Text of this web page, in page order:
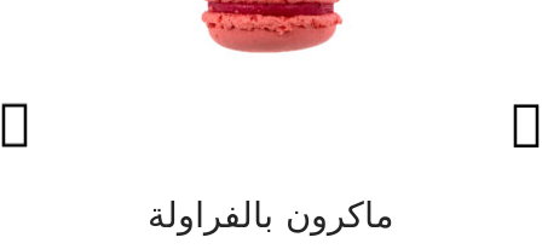
ماكرون بالفراولة